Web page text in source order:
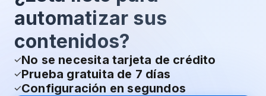
automatizar sus
contenidos?
No se necesita tarjeta de crédito
Prueba gratuita de 7 días
Configuración en segundos